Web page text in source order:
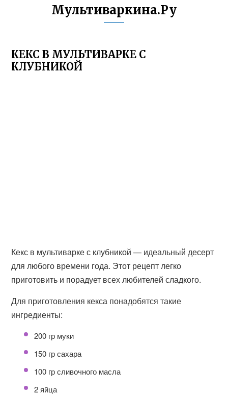
Мультиваркина.Ру
КЕКС В МУЛЬТИВАРКЕ С
КЛУБНИКОЙ
Кекс в мультиварке с клубникой — идеальный десерт
для любого времени года. Этот рецепт легко
приготовить и порадует всех любителей сладкого.
Для приготовления кекса понадобятся такие
ингредиенты:
200 гр муки
150 гр сахара
100 гр сливочного масла
2 яйца